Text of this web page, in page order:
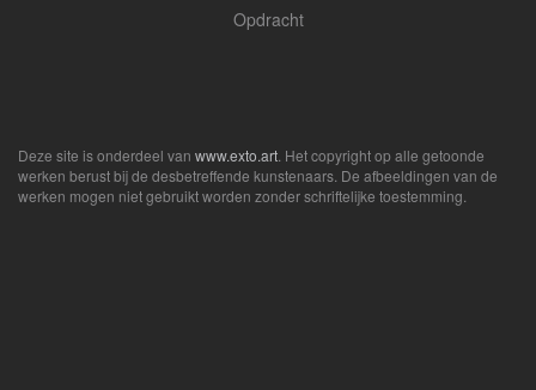
Opdracht
Deze site is onderdeel van www.exto.art . Het copyright op alle getoonde
werken berust bij de desbetreffende kunstenaars. De afbeeldingen van de
werken mogen niet gebruikt worden zonder schriftelijke toestemming.